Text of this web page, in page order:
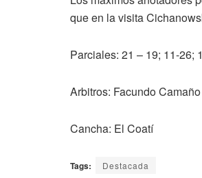
que en la visita
Parciales: 21 – 19; 11-26;
Arbitros: Facundo
Cancha: El Coatí
Tags: Destacada